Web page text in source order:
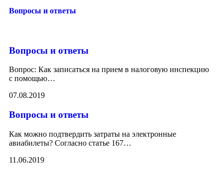
Вопросы и ответы
Вопросы и ответы
Вопрос: Как записаться на прием в налоговую инспекцию
с помощью…
07.08.2019
Вопросы и ответы
Как можно подтвердить затраты на электронные
авиабилеты? Согласно статье 167…
11.06.2019